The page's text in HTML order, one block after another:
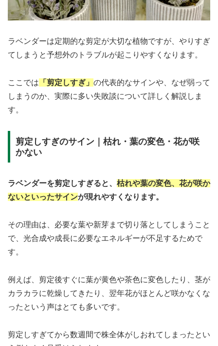
ラベンダーは定期的な剪定が大切な植物ですが、やりすぎ
てしまうと予想外のトラブルが起こりやすくなります。
ここでは 「剪定しすぎ」 の代表的なサインや、なぜ弱って
しまうのか、実際に多い失敗談について詳しく解説しま
す。
剪定しすぎのサイン｜枯れ・葉の変色・花が咲
かない
ラベンダーを剪定しすぎると、 枯れや葉の変色、花が咲か
ないといったサインが現れやすくなります。
その理由は、必要な葉や新芽まで切り落としてしまうこと
で、光合成や成長に必要なエネルギーが不足するためで
す。
例えば、剪定後すぐに葉が黄色や茶色に変色したり、茎が
カラカラに乾燥してきたり、翌年花がほとんど咲かなくな
ったという声はとても多いです。
剪定しすぎてから数週間で株全体がしおれてしまったとい